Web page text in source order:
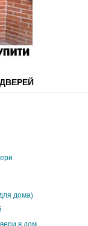
дома)
в дом